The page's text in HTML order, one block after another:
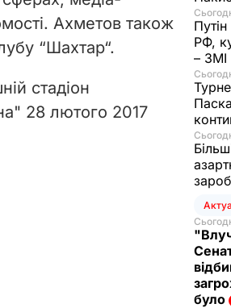
Ахметов також
“Шахтар“.
стадіон
28 лютого 2017
РФ,
– ЗМІ
було